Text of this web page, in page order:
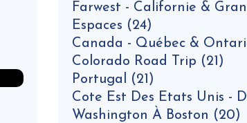
Farwest - Californie &
Espaces (24)
Canada - Québec &
Colorado Road Trip (21)
Portugal (21)
Cote Est Des Etats Unis -
Washington À Boston (20)